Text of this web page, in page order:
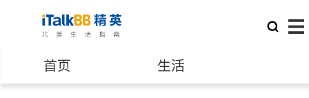
首页 生活